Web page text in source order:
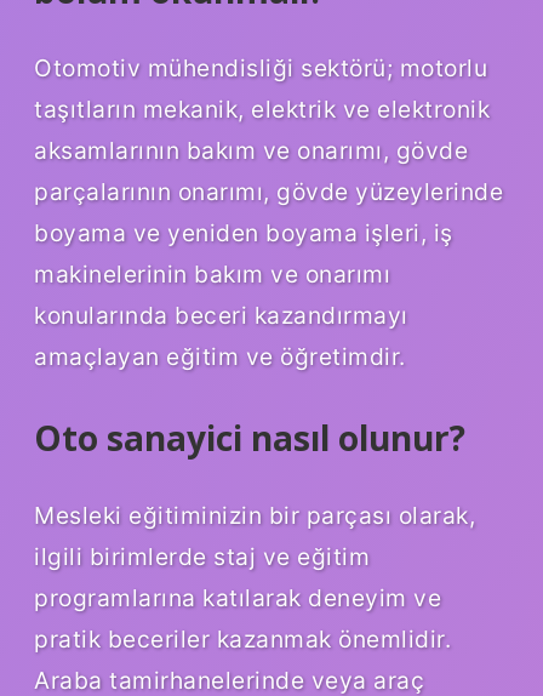
Otomotiv mühendisliği sektörü; motorlu
taşıtların mekanik, elektrik ve elektronik
aksamlarının bakım ve onarımı, gövde
parçalarının onarımı, gövde yüzeylerinde
boyama ve yeniden boyama işleri, iş
makinelerinin bakım ve onarımı
konularında beceri kazandırmayı
amaçlayan eğitim ve öğretimdir.
Oto sanayici nasıl olunur?
Mesleki eğitiminizin bir parçası olarak,
ilgili birimlerde staj ve eğitim
programlarına katılarak deneyim ve
pratik beceriler kazanmak önemlidir.
Araba tamirhanelerinde veya araç